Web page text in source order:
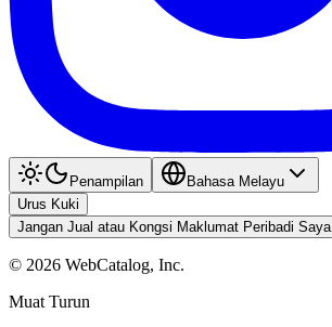
Penampilan
Bahasa Melayu
Urus Kuki
Jangan Jual atau Kongsi Maklumat Peribadi Saya
© 2026 WebCatalog, Inc.
Muat Turun